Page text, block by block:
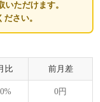
ただけます。
さい。
比 前月差
0円